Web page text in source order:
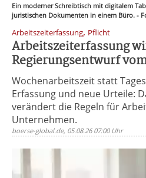
Ein moderner Schreibtisch mit digitalem
juristischen Dokumenten in einem Büro. -
Arbeitszeiterfassung, Pflicht
Arbeitszeiterfassung
Regierungsentwurf
Wochenarbeitszeit statt
Erfassung und neue Urteile:
verändert die Regeln für
Unternehmen.
boerse-global.de, 05.08.26 07:00 Uhr